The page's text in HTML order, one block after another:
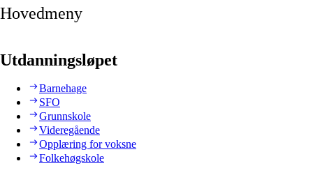
Hovedmeny
Utdanningsløpet
Barnehage
SFO
Grunnskole
Videregående
Opplæring for voksne
Folkehøgskole